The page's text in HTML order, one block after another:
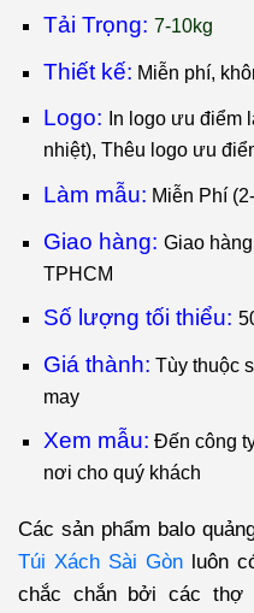
Tải Trọng: 7-10kg
Thiết kế: Miễn phí,
Logo:
n logo ưu điểm
nhiệt), Thêu logo ưu
Làm mẫu: Miễn Phí
Giao hàng: Giao
TPHCM
Số lượng tối thiểu:
Giá thành: Tùy thuộc
may
Xem mẫu: Đến công
nơi cho quý khách
Các sản phẩm balo
Túi Xách Sài Gòn luôn
chắc chắn bởi các thợ